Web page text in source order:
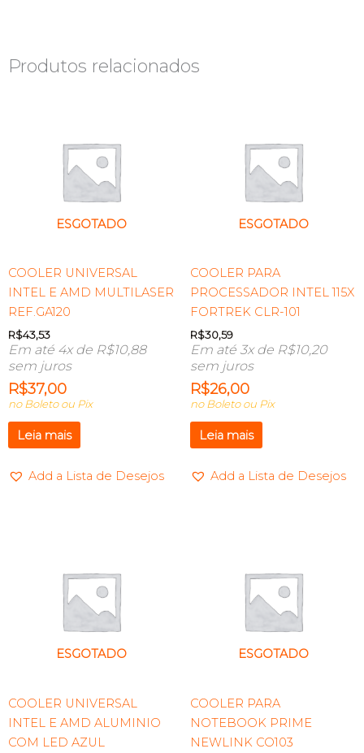
Produtos relacionados
ESGOTADO
COOLER UNIVERSAL
INTEL E AMD MULTILASER
REF.GA120
R$43,53
Em até 4x de R$10,88
sem juros
R$37,00
no Boleto ou Pix
Leia mais
Add a Lista de Desejos
ESGOTADO
COOLER PARA
PROCESSADOR INTEL 115X
FORTREK CLR-101
R$30,59
Em até 3x de R$10,20
sem juros
R$26,00
no Boleto ou Pix
Leia mais
Add a Lista de Desejos
ESGOTADO
COOLER UNIVERSAL
INTEL E AMD ALUMINIO
COM LED AZUL
ESGOTADO
COOLER PARA
NOTEBOOK PRIME
NEWLINK CO103